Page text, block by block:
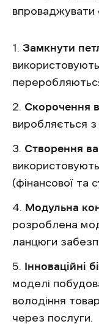
впроваджувати
Замкнути
Скорочення
виробляється
Створення
(фінансової та
Модульна
розроблена
ланцюги
Інноваційні
моделі
володіння
через послуги.